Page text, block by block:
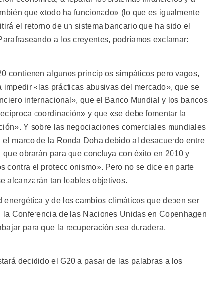
que «todo ha funcionado» (lo que es igualmente
el retorno de un sistema bancario que ha sido el
a los creyentes, podríamos exclamar:
contienen algunos principios simpáticos pero vagos,
«las prácticas abusivas del mercado», que se
internacional», que el Banco Mundial y los bancos
coordinación» y que «se debe fomentar la
Y sobre las negociaciones comerciales mundiales
marco de la Ronda Doha debido al desacuerdo entre
obrarán para que concluya con éxito en 2010 y
contra el proteccionismo». Pero no se dice en parte
alcanzarán tan loables objetivos.
y de los cambios climáticos que deben ser
Conferencia de las Naciones Unidas en Copenhagen
para que la recuperación sea duradera,
decidido el G20 a pasar de las palabras a los